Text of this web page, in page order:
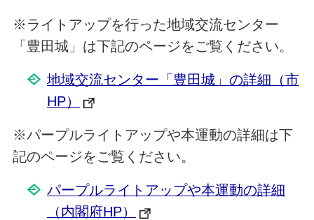
※ライトアップを行った地域交流センター
「豊田城」は下記のページをご覧ください。
地域交流センター「豊田城」の詳細（市
HP）
※パープルライトアップや本運動の詳細は下
記のページをご覧ください。
パープルライトアップや本運動の詳細
（内閣府HP）